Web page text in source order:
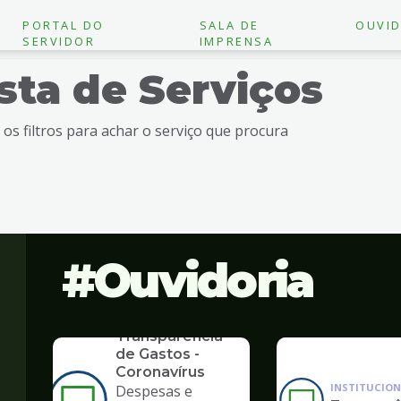
PORTAL DO
SERVIDOR
SALA DE
IMPRENSA
de Serviços
os filtros para achar o serviço que procura
Ouvidoria
Transparência
de Gastos -
Coronavírus
Despesas e